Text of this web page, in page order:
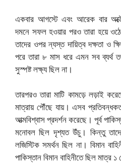
একবার আগস্টে এবং আরেক বার
দমনে সফল হওয়ার পরও তারা হয়ে ওঠে
তাদের ওপর ন্যস্ত দায়িত্ব দক্ষতা ও
পরে তারা ৮ মাস ধরে এমন সব ব্যর্থ
সুস্পষ্ট লক্ষ্য ছিল না।
তারপরও তারা মাটি কামড়ে লড়াই
মাত্রায় পৌঁছে যায়। এসব
আত্মবিশ্বাস প্রদর্শন করেছে। পূর্ব
মনোবল ছিল দৃশ্যত উঁচু। কিন্তু
লজিস্টিক সমর্থন ছিল না। বিমান
পাকিস্তান বিমান বাহিনীতে ছিল মাত্র